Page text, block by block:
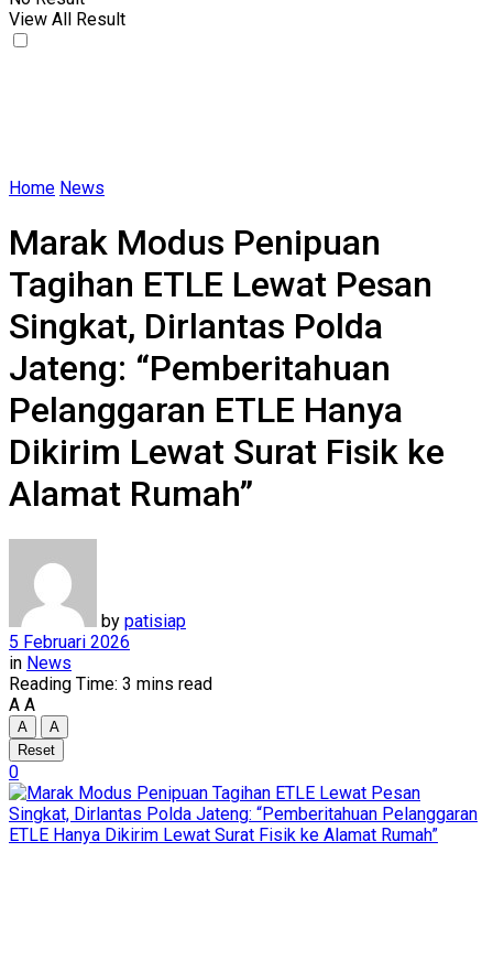
View All Result
Home News
Marak Modus Penipuan
Tagihan ETLE Lewat Pesan
Singkat, Dirlantas Polda
Jateng: “Pemberitahuan
Pelanggaran ETLE Hanya
Dikirim Lewat Surat Fisik ke
Alamat Rumah”
by patisiap
5 Februari 2026
in News
Reading Time: 3 mins read
A A
A
A
Reset
0